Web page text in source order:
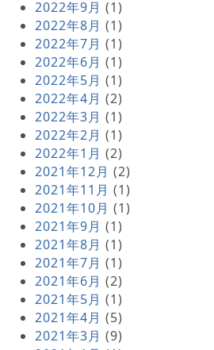
2022年9月 (1)
2022年8月 (1)
2022年7月 (1)
2022年6月 (1)
2022年5月 (1)
2022年4月 (2)
2022年3月 (1)
2022年2月 (1)
2022年1月 (2)
2021年12月 (2)
2021年11月 (1)
2021年10月 (1)
2021年9月 (1)
2021年8月 (1)
2021年7月 (1)
2021年6月 (2)
2021年5月 (1)
2021年4月 (5)
2021年3月 (9)